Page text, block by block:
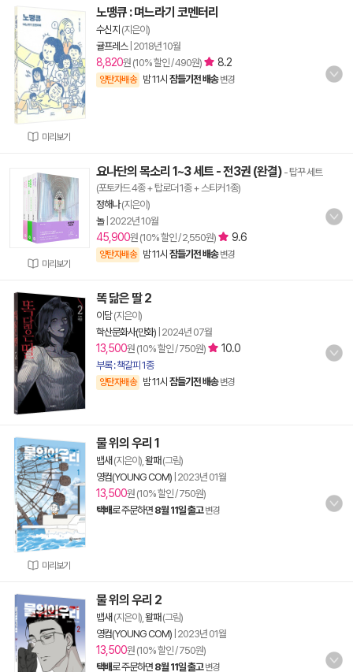
미리보기
노땡큐 : 며느라기 코멘터리
수신지 (지은이)
귤프레스| 2018년 10월
8,820원 (10% 할인 / 490원) 8.2
양탄자배송 밤 11시 잠들기전 배송 변경
미리보기
요나단의 목소리 1~3 세트 - 전3권 (완결) - 탑꾸 세트
(포토카드 4종 + 탑로더 1종 + 스티커 1종)
정해나(지은이)
놀| 2022년 10월
45,900원 (10% 할인 / 2,550원) 9.6
양탄자배송 밤 11시 잠들기전 배송 변경
똑 닮은 딸 2
이담(지은이)
학산문화사(만화) 2024년 07월
13,500원 (10% 할인 / 750원) 10.0
부록 : 책갈피 1종
양탄자배송 밤 11시 잠들기전 배송 변경
미리보기
물 위의 우리 1
뱁새 (지은이), 왈패 (그림)
영컴(YOUNG COM) 2023년 01월
13,500원 (10% 할인 / 750원)
택배로 주문하면 8월 11일 출고 변경
물 위의 우리 2
뱁새 (지은이), 왈패 (그림)
영컴(YOUNG COM) 2023년 01월
13,500원 (10% 할인 / 750원)
택배로 주문하면 8월 11일 출고 변경